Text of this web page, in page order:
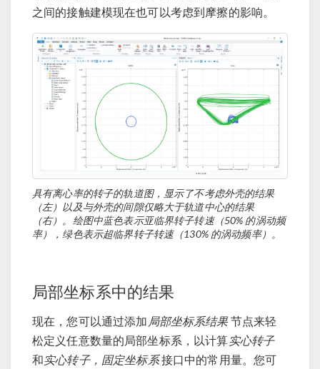
之间的接触建模现在也可以考虑到摩擦的影响。
具有离心率的转子的轨道图，显示了不考虑外壳的结果
（左）以及与外壳的间隙仅略大于轨道中心的结果
（右）。绘图中蓝色表示亚临界转子转速（50% 的涡动频
率），绿色表示超临界转子转速（130% 的涡动频率）。
局部坐标系中的结果
现在，您可以通过添加 局部坐标系结果节点来轻
松定义任意数量的局部坐标系，以计算实心转子
和实心转子，固定坐标系接口中的常用量。您可